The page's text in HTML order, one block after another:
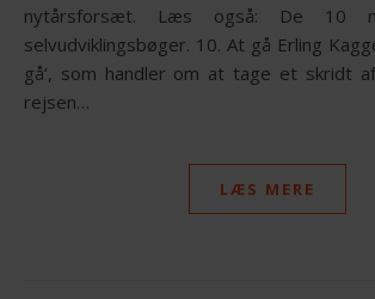
nytårsforsæt. Læs også: De 10
selvudviklingsbøger. 10. At gå Erling
gå‘, som handler om at tage et skridt
rejsen…
LÆS MERE